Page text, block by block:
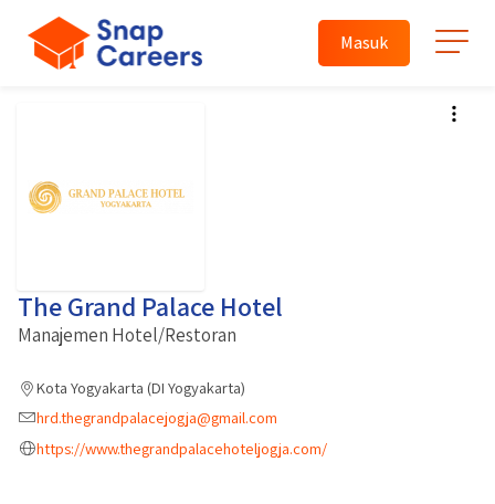
Masuk
The Grand Palace Hotel
Manajemen Hotel/Restoran
Kota Yogyakarta (DI Yogyakarta)
hrd.thegrandpalacejogja@gmail.com
https://www.thegrandpalacehoteljogja.com/